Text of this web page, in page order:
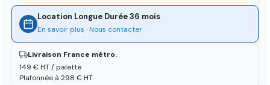
Location Longue Durée 36 mois
En savoir plus · Nous contacter
Livraison France métro.
149 € HT / palette
Plafonnée à 298 € HT